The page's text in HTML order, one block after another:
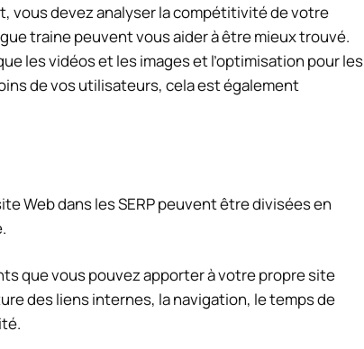
vous devez analyser la compétitivité de votre
traine peuvent vous aider à être mieux trouvé.
les vidéos et les images et l’optimisation pour les
de vos utilisateurs, cela est également
Web dans les SERP peuvent être divisées en
que vous pouvez apporter à votre propre site
des liens internes, la navigation, le temps de